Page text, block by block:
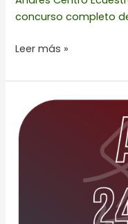
concurso completo
Leer más »
FECHA
CIRCUITO
ECUESTRE